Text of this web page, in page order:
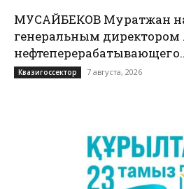
МУСАЙБЕКОВ Муратжан
генеральным директором
Квазигоссектор 7 августа, 2026